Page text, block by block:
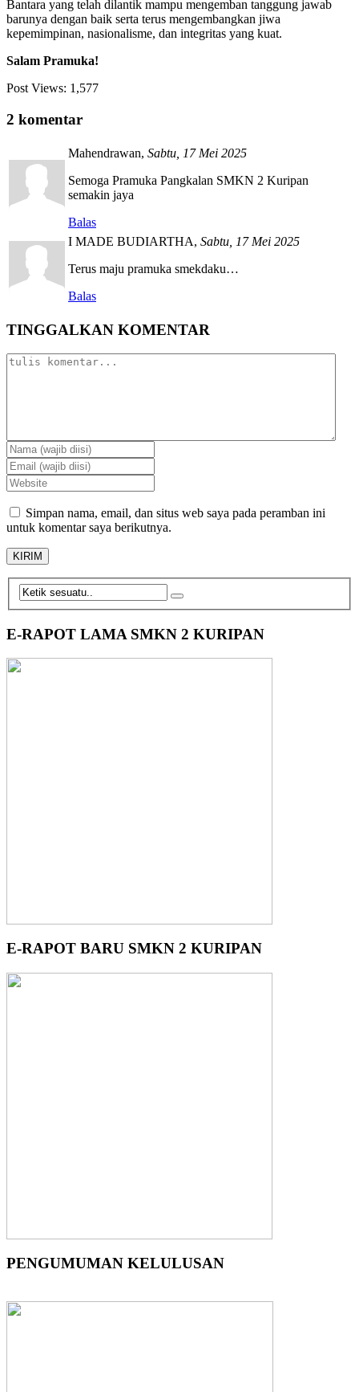
Bantara yang telah dilantik mampu mengemban tanggung jawab
barunya dengan baik serta terus mengembangkan jiwa
kepemimpinan, nasionalisme, dan integritas yang kuat.
Salam Pramuka!
Post Views: 1,577
2 komentar
Mahendrawan, Sabtu, 17 Mei 2025
Semoga Pramuka Pangkalan SMKN 2 Kuripan
semakin jaya
Balas
I MADE BUDIARTHA, Sabtu, 17 Mei 2025
Terus maju pramuka smekdaku…
Balas
TINGGALKAN KOMENTAR
Simpan nama, email, dan situs web saya pada peramban ini
untuk komentar saya berikutnya.
E-RAPOT LAMA SMKN 2 KURIPAN
E-RAPOT BARU SMKN 2 KURIPAN
PENGUMUMAN KELULUSAN